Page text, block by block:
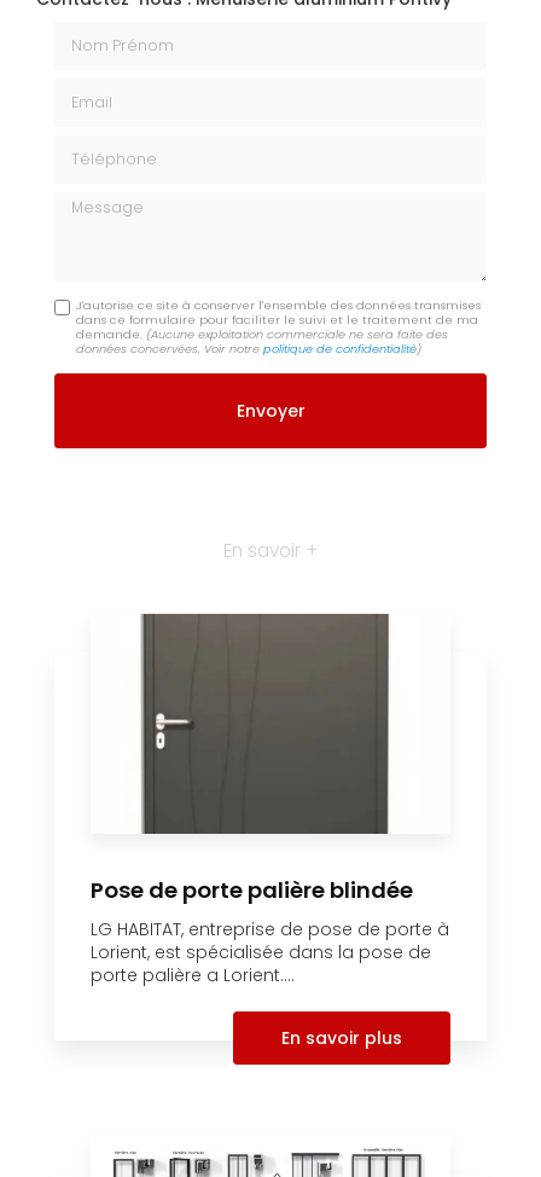
Message
J'autorise ce site à conserver l'ensemble des données transmises
dans ce formulaire pour faciliter le suivi et le traitement de ma
demande. (Aucune exploitation commerciale ne sera faite des
données concervées. Voir notrepolitique de confidentialité)
En savoir +
Pose de porte palière blindée
LG HABITAT, entreprise de pose de porte à
Lorient, est spécialisée dans la pose de
porte palière a Lorient....
En savoir plus